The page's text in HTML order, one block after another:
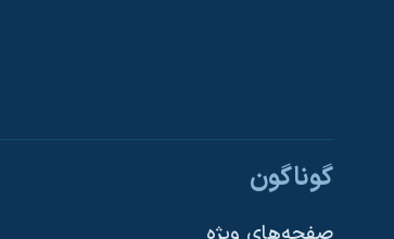
دنبال کنید
گوناگون